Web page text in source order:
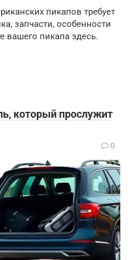
пикапов требует
запчасти, особенности
вашего пикапа здесь.
который прослужит
0